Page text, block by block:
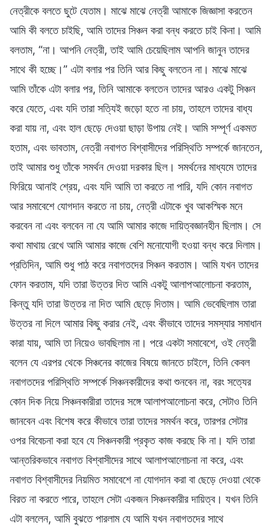
নেত্রীকে বলতে ছুটে যেতাম। মাঝে মাঝে নেত্রী আমাকে জিজ্ঞাসা করতেন
আমি কী বলতে চাইছি, আমি তাদের সিঞ্চন করা বন্ধ করতে চাই কিনা। আমি
বলতাম, “না। আপনি নেত্রী, তাই আমি চেয়েছিলাম আপনি জানুন তাদের
সাথে কী হচ্ছে।” এটা বলার পর তিনি আর কিছু বলতেন না। মাঝে মাঝে
আমি তাঁকে এটা বলার পর, তিনি আমাকে বলতেন তাদের আরও একটু সিঞ্চন
করে যেতে, এবং যদি তারা সত্যিই জড়ো হতে না চায়, তাহলে তাদের বাধ্য
করা যায় না, এবং হাল ছেড়ে দেওয়া ছাড়া উপায় নেই। আমি সম্পূর্ণ একমত
হতাম, এবং ভাবতাম, নেত্রী নবাগত বিশ্বাসীদের পরিস্থিতি সম্পর্কে জানতেন,
তাই আমার শুধু তাঁকে সমর্থন দেওয়া দরকার ছিল। সমর্থনের মাধ্যমে তাদের
ফিরিয়ে আনাই শ্রেয়, এবং যদি আমি তা করতে না পারি, যদি কোন নবাগত
আর সমাবেশে যোগদান করতে না চায়, নেত্রী এটাকে খুব আকস্মিক মনে
করবেন না এবং বলবেন না যে আমি আমার কাজে দায়িত্বজ্ঞানহীন ছিলাম। সে
কথা মাথায় রেখে আমি আমার কাজে বেশি মনোযোগী হওয়া বন্ধ করে দিলাম।
প্রতিদিন, আমি শুধু পাঠ করে নবাগতদের সিঞ্চন করতাম। আমি যখন তাদের
ফোন করতাম, যদি তারা উত্তর দিত আমি একটু আলাপআলোচনা করতাম,
কিন্তু যদি তারা উত্তর না দিত আমি ছেড়ে দিতাম। আমি ভেবেছিলাম তারা
উত্তর না দিলে আমার কিছু করার নেই, এবং কীভাবে তাদের সমস্যার সমাধান
কারা যায়, আমি তা নিয়েও ভাবছিলাম না। পরে একটা সমাবেশে, ওই নেত্রী
বলেন যে এরপর থেকে সিঞ্চনের কাজের বিষয়ে জানতে চাইলে, তিনি কেবল
নবাগতদের পরিস্থিতি সম্পর্কে সিঞ্চনকারীদের কথা শুনবেন না, বরং সত্যের
কোন দিক নিয়ে সিঞ্চনকারীরা তাদের সঙ্গে আলাপআলোচনা করে, সেটাও তিনি
জানবেন এবং বিশেষ করে কীভাবে তারা তাদের সমর্থন করে, তারপর সেটার
ওপর বিবেচনা করা হবে যে সিঞ্চনকারী প্রকৃত কাজ করছে কি না। যদি তারা
আন্তরিকভাবে নবাগত বিশ্বাসীদের সাথে আলাপআলোচনা না করে, এবং
নবাগত বিশ্বাসীদের নিয়মিত সমাবেশে না যোগদান করা বা ছেড়ে দেওয়া থেকে
বিরত না করতে পারে, তাহলে সেটা একজন সিঞ্চনকারীর দায়িত্ব। যখন তিনি
এটা বললেন, আমি বুঝতে পারলাম যে আমি যখন নবাগতদের সাথে